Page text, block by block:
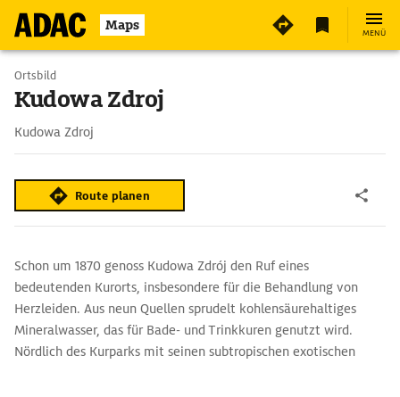
Maps MENÜ
Ortsbild
Kudowa Zdroj
Kudowa Zdroj
Route planen
Schon um 1870 genoss Kudowa Zdrój den Ruf eines
bedeutenden Kurorts, insbesondere für die Behandlung von
Herzleiden. Aus neun Quellen sprudelt kohlensäurehaltiges
Mineralwasser, das für Bade- und Trinkkuren genutzt wird.
Nördlich des Kurparks mit seinen subtropischen exotischen